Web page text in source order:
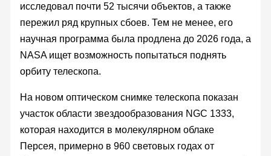
исследовал почти 52 тысячи объектов, а также
пережил ряд крупных сбоев. Тем не менее, его
научная программа была продлена до 2026 года, а
NASA ищет возможность попытаться поднять
орбиту телескопа.
На новом оптическом снимке телескопа показан
участок области звездообразования NGC 1333,
которая находится в молекулярном облаке
Персея, примерно в 960 световых годах от